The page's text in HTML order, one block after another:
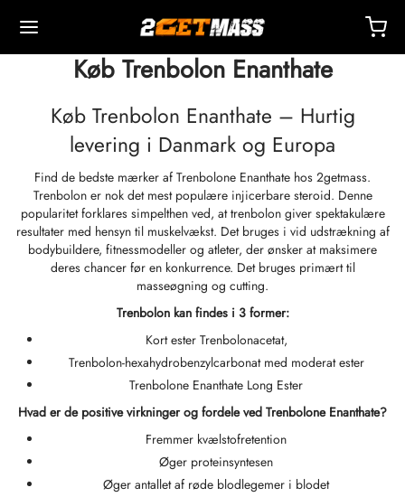
Køb Trenbolon Enanthate
Køb Trenbolon Enanthate – Hurtig
levering i Danmark og Europa
Find de bedste mærker af Trenbolone Enanthate hos 2getmass.
Trenbolon er nok det mest populære injicerbare steroid. Denne
popularitet forklares simpelthen ved, at trenbolon giver spektakulære
resultater med hensyn til muskelvækst. Det bruges i vid udstrækning af
bodybuildere, fitnessmodeller og atleter, der ønsker at maksimere
deres chancer før en konkurrence. Det bruges primært til
masseøgning og cutting.
Trenbolon kan findes i 3 former:
Kort ester Trenbolonacetat,
Trenbolon-hexahydrobenzylcarbonat med moderat ester
Trenbolone Enanthate Long Ester
Hvad er de positive virkninger og fordele ved Trenbolone Enanthate?
Fremmer kvælstofretention
Øger proteinsyntesen
Øger antallet af røde blodlegemer i blodet
Back
🇪🇺
Levering Og Detailhandel Via Lager
🇪🇺
INT. 🌍
🇪🇺 🌍
Back
🇺🇸
Levering Og Detailhandel Via Lager
🇺🇸
USA 🇺🇸
USA 🇺🇸
Back
🌍
Levering Og Detailhandel Via Lager
INT. 🌍
🇪🇺 🌍
SHREE/ POWERBOLIC – Asien 🇺🇸
Back
(DHB)
(Oxymetholon) Injektion
(Equipoise)
Durabolin (Nandrolon Decanoat)
Injicerbar (Methandienone)
Back
(Drostanolon) Injektion
(Drostanolon) Enanthate
(Drostanolon) Propionat
Back
Enanthate
(Trenbolon Hexa)
Back
(suspension)
Cypionat
Enanthate
Back
(Oxymetholon) Oral
(Oxandrolon)
(Methandienone)
(Fluoxymesteron)
Back
/ T6
T3/T4
Back
(Clomiphene)
(Aromasin)
Back
Middel
(menneskelige Væksthormoner)
I
Back
Til Intramuskulær Injektion
Til Subkutan Injektion
Vand
Back
I
Back
II
Back
(Sibutramin)
Back
– Cardarine
Ligandrol
– Ostarine
– Ibutamoren
Back
Back
– Ofte Stillede Spørgsmål
Back
Min Ordre
Min Betaling